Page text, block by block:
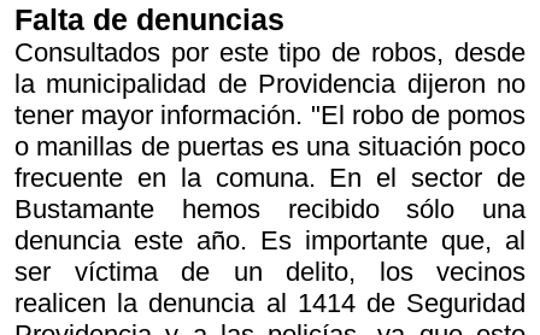
Falta de denuncias
Consultados por este tipo de robos, desde
la municipalidad de Providencia dijeron no
tener mayor información. "El robo de pomos
o manillas de puertas es una situación poco
frecuente en la comuna. En el sector de
Bustamante hemos recibido sólo una
denuncia este año. Es importante que, al
ser víctima de un delito, los vecinos
realicen la denuncia al 1414 de Seguridad